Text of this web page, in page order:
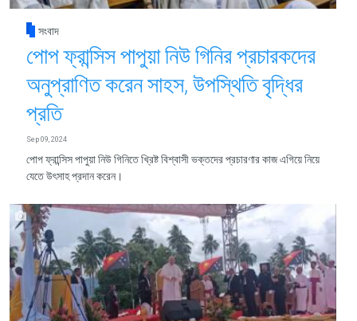
সংবাদ
পোপ ফ্রান্সিস পাপুয়া নিউ গিনির প্রচারকদের
অনুপ্রাণিত করেন সাহস, উপস্থিতি বৃদ্ধির
প্রতি
Sep 09, 2024
পোপ ফ্রান্সিস পাপুয়া নিউ গিনিতে খ্রিষ্ট বিশ্বাসী ভক্তদের প্রচারণার কাজ এগিয়ে নিয়ে
যেতে উৎসাহ প্রদান করেন।